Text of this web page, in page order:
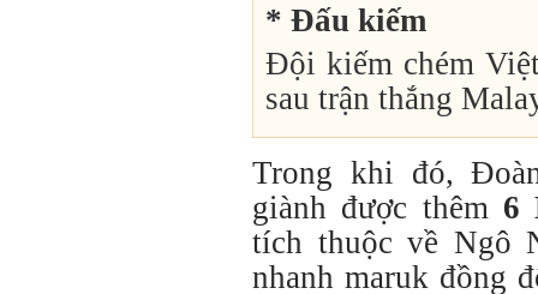
* Đấu kiếm
Đội kiếm chém
sau trận thắng
Trong khi đó,
giành được thêm 6
tích thuộc về Ngô
nhanh maruk đồng